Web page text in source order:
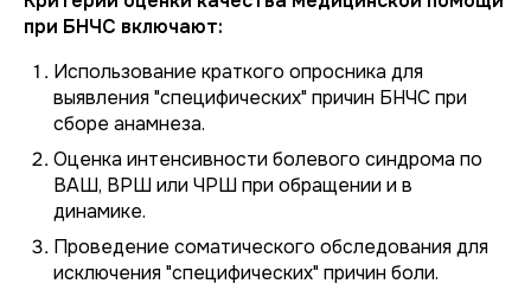
при БНЧС включают:
Использование краткого опросника для
выявления "специфических" причин БНЧС при
сборе анамнеза.
Оценка интенсивности болевого синдрома по
ВАШ, ВРШ или ЧРШ при обращении и в
динамике.
Проведение соматического обследования для
исключения "специфических" причин боли.